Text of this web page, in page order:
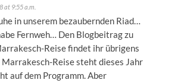
at 9:55 a.m.
in unserem bezaubernden Riad…
Fernweh… Den Blogbeitrag zu
Reise findet ihr übrigens
Marrakesch-Reise steht dieses Jahr
auf dem Programm. Aber